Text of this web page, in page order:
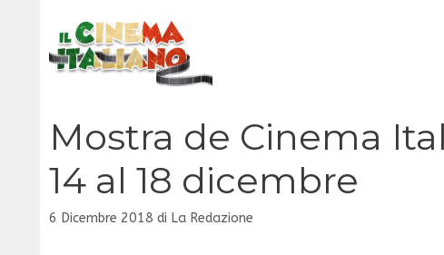
contenuto
Mostra de Cinema
14 al 18 dicembre
6 Dicembre 2018 di La Redazione